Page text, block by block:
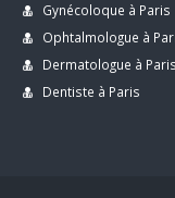
Gynécoloque à Paris
Ophtalmologue à
Dermatologue à Paris
Dentiste à Paris